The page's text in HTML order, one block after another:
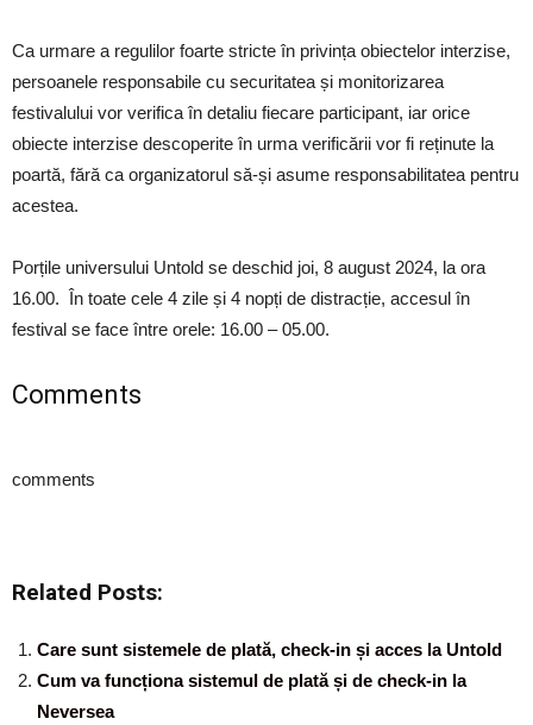
Ca urmare a regulilor foarte stricte în privința obiectelor interzise,
persoanele responsabile cu securitatea și monitorizarea
festivalului vor verifica în detaliu fiecare participant, iar orice
obiecte interzise descoperite în urma verificării vor fi reținute la
poartă, fără ca organizatorul să-și asume responsabilitatea pentru
acestea.
Porțile universului Untold se deschid joi, 8 august 2024, la ora
16.00. În toate cele 4 zile și 4 nopți de distracție, accesul în
festival se face între orele: 16.00 – 05.00.
Comments
comments
Related Posts:
Care sunt sistemele de plată, check-in și acces la Untold
Cum va funcționa sistemul de plată și de check-in la
Neversea